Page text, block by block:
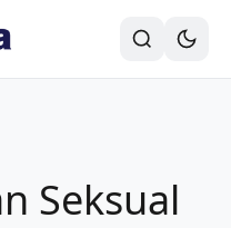
Seksual